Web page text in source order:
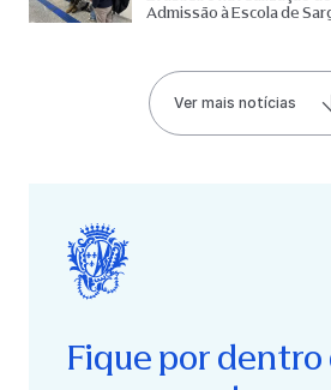
Admissão à Escola de
Ver mais notícias
Fique por